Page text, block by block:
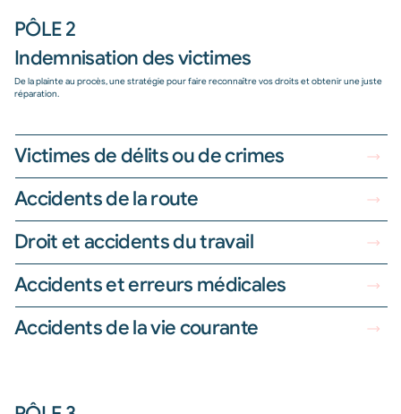
PÔLE 2
Indemnisation des victimes
De la plainte au procès, une stratégie pour faire reconnaître vos droits et obtenir une juste
réparation.
Victimes de délits ou de crimes
Accidents de la route
Droit et accidents du travail
Accidents et erreurs médicales
Accidents de la vie courante